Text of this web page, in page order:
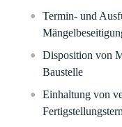
Termin- und
Disposition von
Baustelle
Einhaltung von